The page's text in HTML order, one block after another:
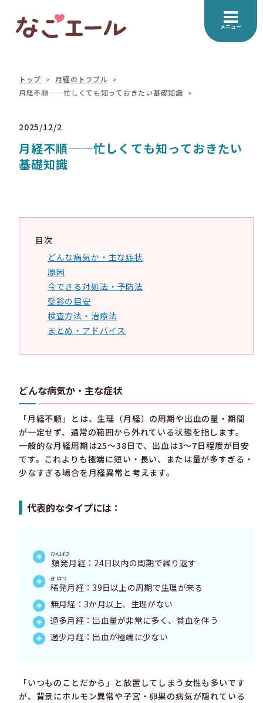
メニュー
トップ
月経のトラブル
月経不順──忙しくても知っておきたい基礎知識
2025/12/2
月経不順──忙しくても知っておきたい
基礎知識
目次
どんな病気か・主な症状
原因
今できる対処法・予防法
受診の目安
検査方法・治療法
まとめ・アドバイス
どんな病気か・主な症状
「月経不順」とは、生理（月経）の周期や出血の量・期間
が一定せず、通常の範囲から外れている状態を指します。
一般的な月経周期は25〜38日で、出血は3〜7日程度が目安
です。これよりも極端に短い・長い、または量が多すぎる・
少なすぎる場合を月経異常と考えます。
代表的なタイプには：
頻発
ひんぱつ
月経：24日以内の周期で繰り返す
稀発
きはつ
月経：39日以上の周期で生理が来る
無月経：3か月以上、生理がない
過多月経：出血量が非常に多く、貧血を伴う
過少月経：出血が極端に少ない
「いつものことだから」と放置してしまう女性も多いです
が、背景にホルモン異常や子宮・卵巣の病気が隠れている